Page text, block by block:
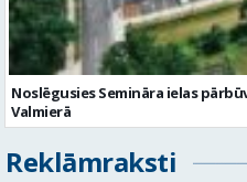
Reklāmraksti